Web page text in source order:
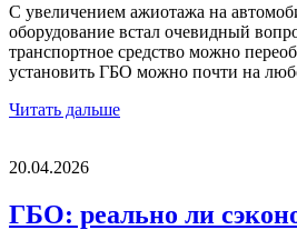
С увеличением ажиотажа на
оборудование встал очевидный
транспортное средство можно
установить ГБО можно почти на
Читать дальше
20.04.2026
ГБО: реально ли